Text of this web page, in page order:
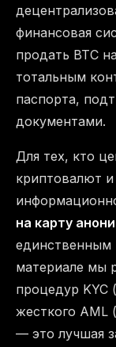
финансовая
продать BTC
тотальным
паспорта,
документами.
Для тех, кто
криптовалют и
на карту
материале мы
процедур KYC
жесткого AML
— это лучшая